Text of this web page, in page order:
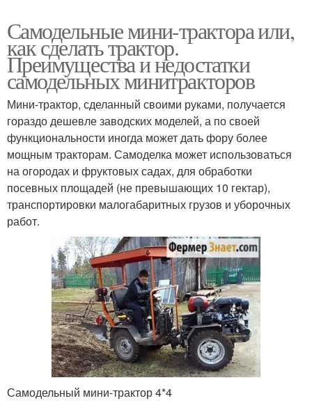
Самодельные мини-трактора или,
как сделать трактор.
Преимущества и недостатки
самодельных минитракторов
Мини-трактор, сделанный своими руками, получается
гораздо дешевле заводских моделей, а по своей
функциональности иногда может дать фору более
мощным тракторам. Самоделка может использоваться
на огородах и фруктовых садах, для обработки
посевных площадей (не превышающих 10 гектар),
транспортировки малогабаритных грузов и уборочных
работ.
Самодельный мини-трактор 4*4